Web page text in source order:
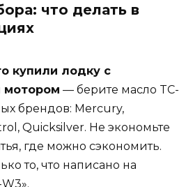
что делать в
купили лодку с
мотором — берите масло TC-
брендов: Mercury,
Quicksilver. Не экономьте
где можно сэкономить.
то, что написано на